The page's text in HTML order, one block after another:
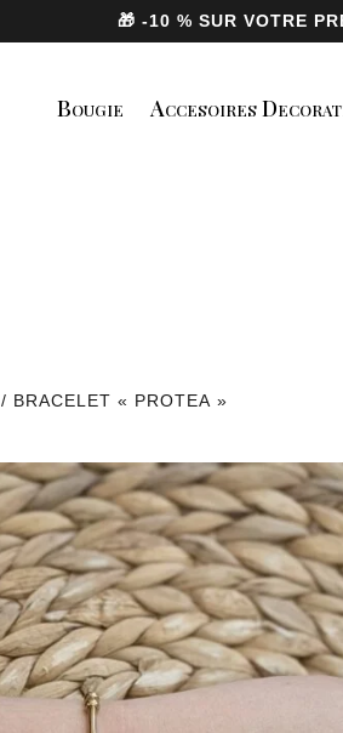
🎁 -10 % SUR VOTRE
Bougie Accesoires
/ BRACELET « PROTEA »